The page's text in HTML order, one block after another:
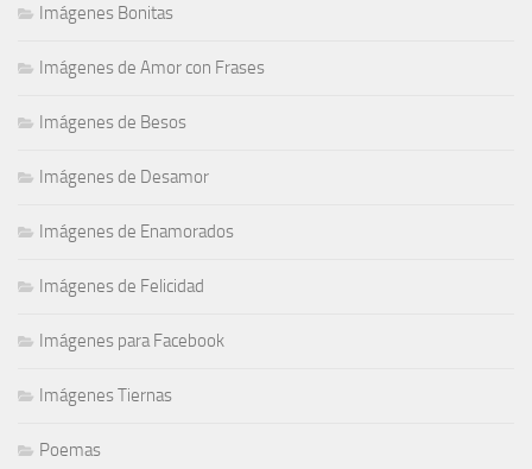
Imágenes Bonitas
Imágenes de Amor con Frases
Imágenes de Besos
Imágenes de Desamor
Imágenes de Enamorados
Imágenes de Felicidad
Imágenes para Facebook
Imágenes Tiernas
Poemas